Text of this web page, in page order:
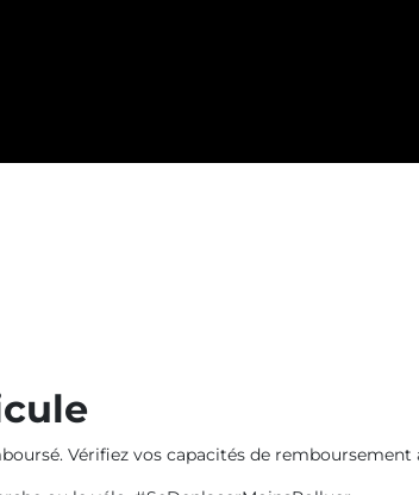
Vérifiez vos capacités de remboursement